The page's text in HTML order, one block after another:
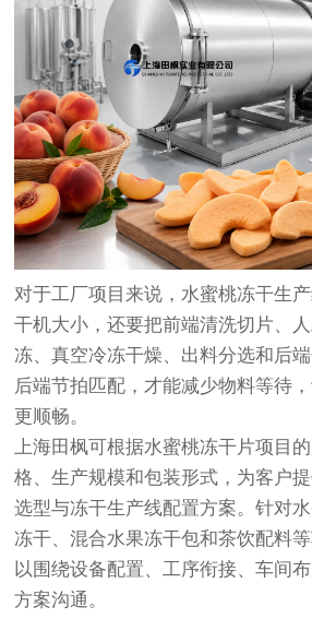
对于工厂项目来说，水蜜桃冻干生
干机大小，还要把前端清洗切片、
冻、真空冷冻干燥、出料分选和后
后端节拍匹配，才能减少物料等待
更顺畅。
上海田枫可根据水蜜桃冻干片项目
格、生产规模和包装形式，为客户
选型与冻干生产线配置方案。针对
冻干、混合水果冻干包和茶饮配料
以围绕设备配置、工序衔接、车间
方案沟通。